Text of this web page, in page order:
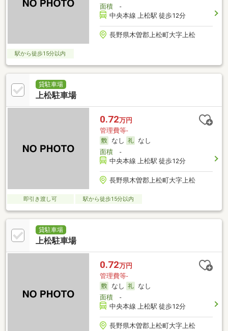
面積-
中央本線 上松駅 徒歩12分
長野県木曽郡上松町大字上松
駅から徒歩15分以内
貸駐車場
上松駐車場
0.72万円
管理費等-
なし
なし
面積-
中央本線 上松駅 徒歩12分
長野県木曽郡上松町大字上松
即引き渡し可 駅から徒歩15分以内
貸駐車場
上松駐車場
0.72万円
管理費等-
なし
なし
面積-
中央本線 上松駅 徒歩12分
長野県木曽郡上松町大字上松